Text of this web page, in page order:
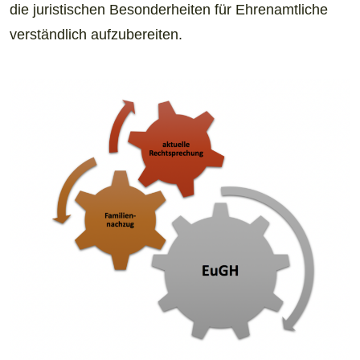
die juristischen Besonderheiten für Ehrenamtliche
verständlich aufzubereiten.